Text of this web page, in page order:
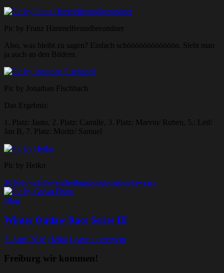
Pic by Franz Himmelfreundbreundner
Also, was bleibt zu sagen? Einfach schöööööööööööön. Sieht man
ja auch an den Bildern.
Pic by Jonathan Fischbach
Das Ergebnis:
1. Platz: Janto, 2. Platz: Camille, 3. Platz: Marvin/ Ruben, 5.: Leif/
Jan B, 7. Platz: Moritz/ Samuel
Pic by Heiko
2016downhilleventfreiburglongboardoutlawrace
Blog
Winter Outlaw Race Series III
3. April 2016 Heiko Leave a comment
Freiburg wir kommen!